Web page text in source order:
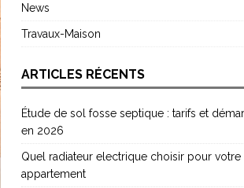
News
Travaux-Maison
ARTICLES RÉCENTS
Étude de sol fosse septique : tarifs et
en 2026
Quel radiateur electrique choisir pour votre
appartement